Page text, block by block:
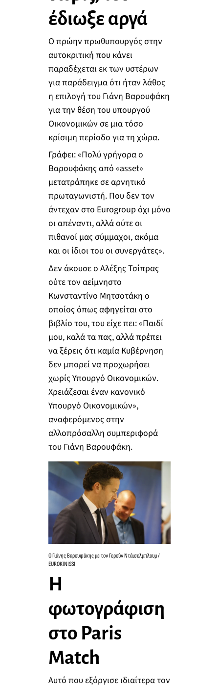
έδιωξε αργά
Ο πρώην πρωθυπουργός στην
αυτοκριτική που κάνει
παραδέχεται εκ των υστέρων
για παράδειγμα ότι ήταν λάθος
η επιλογή του Γιάνη Βαρουφάκη
για την θέση του υπουργού
Οικονομικών σε μια τόσο
κρίσιμη περίοδο για τη χώρα.
Γράφει: «Πολύ γρήγορα ο
Βαρουφάκης από «asset»
μετατράπηκε σε αρνητικό
πρωταγωνιστή. Που δεν τον
άντεχαν στο Eurogroup όχι μόνο
οι απέναντι, αλλά ούτε οι
πιθανοί μας σύμμαχοι, ακόμα
και οι ίδιοι του οι συνεργάτες».
Δεν άκουσε ο Αλέξης Τσίπρας
ούτε τον αείμνηστο
Κωνσταντίνο Μητσοτάκη ο
οποίος όπως αφηγείται στο
βιβλίο του, του είχε πει: «Παιδί
μου, καλά τα πας, αλλά πρέπει
να ξέρεις ότι καμία Κυβέρνηση
δεν μπορεί να προχωρήσει
χωρίς Υπουργό Οικονομικών.
Χρειάζεσαι έναν κανονικό
Υπουργό Οικονομικών»,
αναφερόμενος στην
αλλοπρόσαλλη συμπεριφορά
του Γιάνη Βαρουφάκη.
Ο Γιάνης Βαρουφάκης με τον Γερούν Ντάισελμπλουμ /
EUROKINISSI
Η
φωτογράφιση
στο Paris
Match
Αυτό που εξόργισε ιδιαίτερα τον